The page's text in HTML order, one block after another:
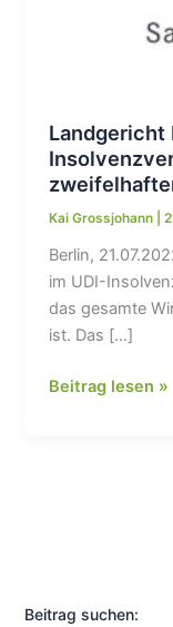
Landgericht
Kai Grossjohann |
Berlin,
im UDI-
das gesamte
ist. Das […]
Landgericht
Beitrag lesen »
Beitrag suchen: